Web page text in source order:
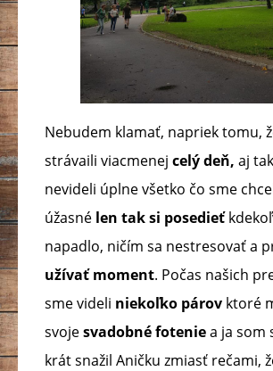
Nebudem klamať, napriek tomu,
strávaili viacmenej celý deň, aj
nevideli úplne všetko čo sme
úžasné len tak si posedieť
napadlo, ničím sa nestresovať a
užívať moment. Počas našich
sme videli niekoľko párov ktoré
svojesvadobné foteniea ja som
krát snažil Aničku zmiasť rečami,